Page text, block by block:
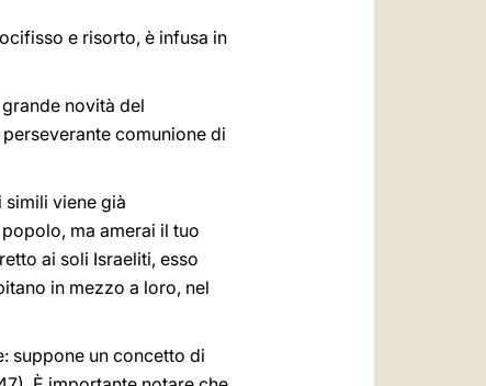
e risorto, è infusa in
novità del
comunione di
simili viene già
ma amerai il tuo
ai soli Israeliti, esso
in mezzo a loro, nel
suppone un concetto di